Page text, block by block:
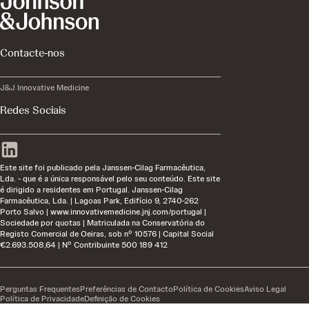
Contacte-nos
J&J Innovative Medicine
Redes Sociais
Este site foi publicado pela Janssen-Cilag Farmacêutica,
Lda. - que é a única responsável pelo seu conteúdo. Este site
é dirigido a residentes em Portugal. Janssen-Cilag
Farmacêutica, Lda. | Lagoas Park, Edifício 9, 2740-262
Porto Salvo | www.innovativemedicine.jnj.com/portugal |
Sociedade por quotas | Matriculada na Conservatória do
Registo Comercial de Oeiras, sob nº 10576 | Capital Social
€2.693.508,64 | Nº Contribuinte 500 189 412
Perguntas FrequentesPreferências de ContactoPolítica de CookiesAviso Legal
Política de PrivacidadeDefinição de Cookies